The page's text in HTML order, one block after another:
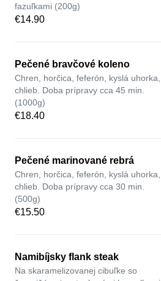
fazuľkami (200g)
€14.90
Pečené bravčové koleno
Chren, horčica, feferón, kyslá uhorka,
chlieb. Doba prípravy cca 45 min.
(1000g)
€18.40
Pečené marinované rebrá
Chren, horčica, feferón, kyslá uhorka,
chlieb. Doba prípravy cca 30 min.
(500g)
€15.50
Namibíjsky flank steak
Na skaramelizovanej cibuľke so